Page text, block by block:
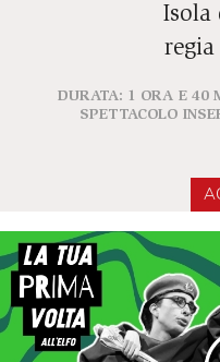
Isola
regia
DURATA: 1 ORA E 40
SPETTACOLO